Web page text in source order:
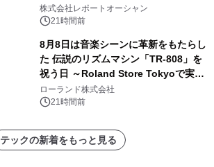
ー需要が成長を牽引
株式会社レポートオーシャン
21時間前
8月8日は音楽シーンに革新をもたらし
た 伝説のリズムマシン「TR-808」を
祝う日 ～Roland Store Tokyoで実機
を展示しての 記念キャンペーンを開
催 英国ラジオ「NTS」の 特別プログ
アーティストを フィーチャーしたアニ
メーションを公開～
ローランド株式会社
21時間前
テックの新着をもっと見る